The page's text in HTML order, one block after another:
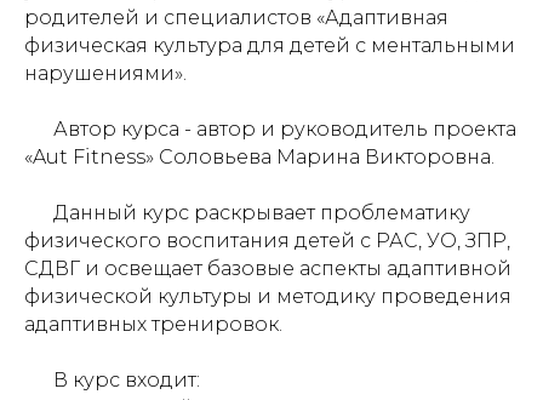
родителей и специалистов «Адаптивная
физическая культура для детей с ментальными
нарушениями».
Автор курса - автор и руководитель проекта
«Aut Fitness» Соловьева Марина Викторовна.
Данный курс раскрывает проблематику
физического воспитания детей с РАС, УО, ЗПР,
СДВГ и освещает базовые аспекты адаптивной
физической культуры и методику проведения
адаптивных тренировок.
В курс входит: